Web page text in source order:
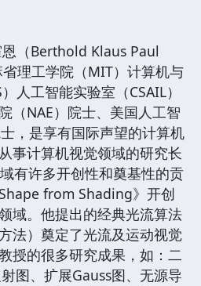
（Berthold Klaus Paul
理工学院（MIT）计算机与
人工智能实验室（CSAIL）
（NAE）院士、美国人工智
，是享有国际声望的计算机
事计算机视觉领域的研究长
有许多开创性和奠基性的贡
from Shading》开创
域。他提出的经典光流算法
法）奠定了光流及运动视觉
授的很多研究成果，如：二
图、扩展Gauss图、无源导